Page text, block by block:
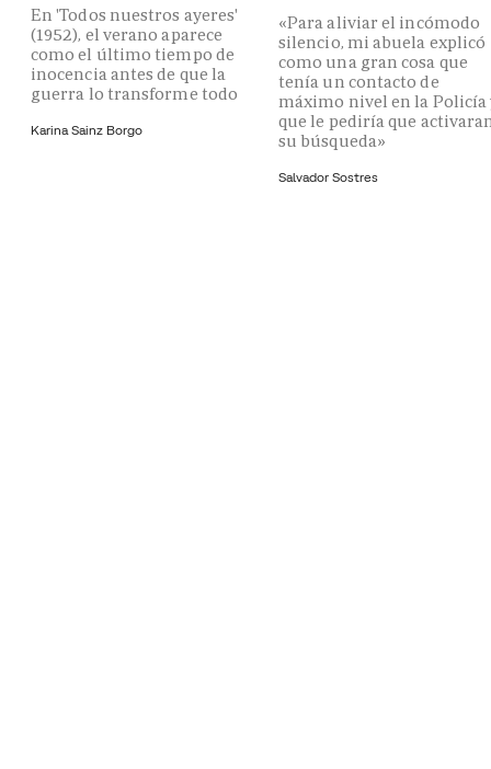
En 'Todos nuestros ayeres'
(1952), el verano aparece
como el último tiempo de
inocencia antes de que la
guerra lo transforme todo
Karina Sainz Borgo
«Para aliviar el incómodo
silencio, mi abuela explicó
como una gran cosa que
tenía un contacto de
máximo nivel en la Policía
que le pediría que
su búsqueda»
Salvador Sostres